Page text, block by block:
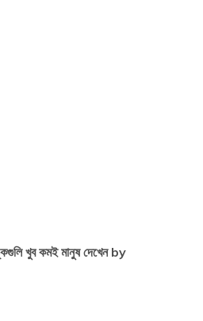
খুব কমই মানুষ দেখেন by